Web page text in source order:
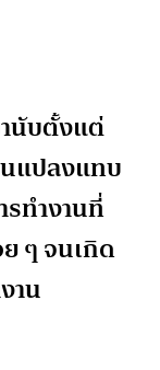
นับตั้งแต่
นแปลงแทบ
ทำงานที่
ๆ จนเกิด
าน